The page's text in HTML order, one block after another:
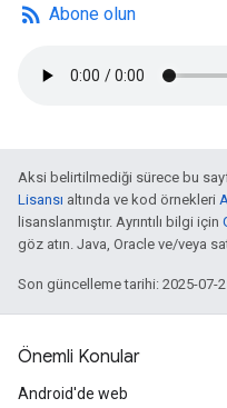
rss_feed Abone olun
Aksi belirtilmediği sürece bu
Lisansı altında ve kod örnekleri
lisanslanmıştır. Ayrıntılı bilgi için
göz atın. Java, Oracle ve/veya
Son güncelleme tarihi: 2025-07-
Önemli Konular
Android'de web